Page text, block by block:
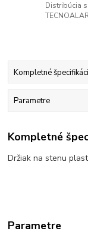
Distribúcia
Kompletné
Parametre
Kompletné
Držiak na stenu
Parametre